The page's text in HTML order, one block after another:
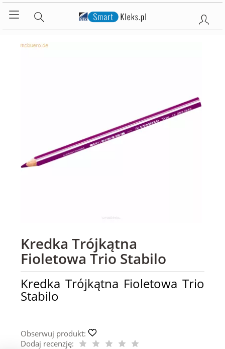
Kredka Trójkątna
Fioletowa Trio Stabilo
Kredka Trójkątna Fioletowa Trio
Stabilo
Obserwuj produkt:
Dodaj recenzję: